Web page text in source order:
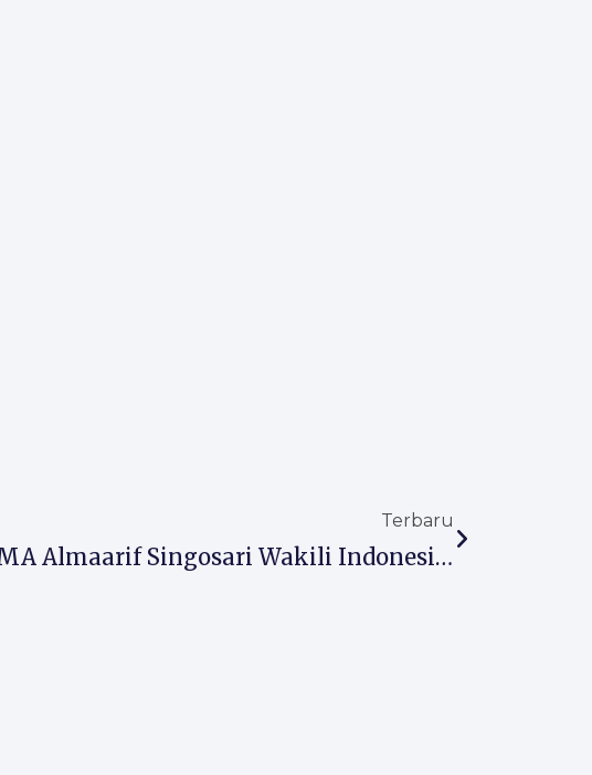
Terbaru
Bangga! Siswa MA Almaarif Singosari Wakili Indonesia Di Program Internasional ASEAN